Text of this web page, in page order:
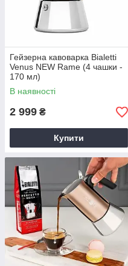
Гейзерна кавоварка Bialetti
Venus NEW Rame (4 чашки -
170 мл)
В наявності
2 999 ₴
Купити